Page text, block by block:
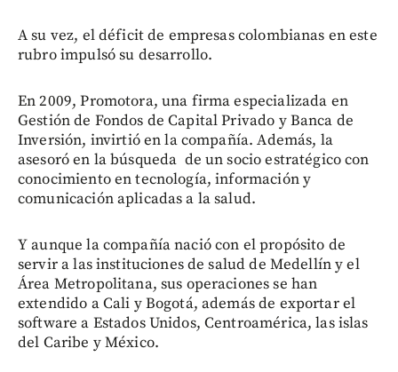
A su vez, el déficit de empresas colombianas en este
rubro impulsó su desarrollo.
En 2009, Promotora, una firma especializada en
Gestión de Fondos de Capital Privado y Banca de
Inversión, invirtió en la compañía. Además, la
asesoró en la búsqueda de un socio estratégico con
conocimiento en tecnología, información y
comunicación aplicadas a la salud.
Y aunque la compañía nació con el propósito de
servir a las instituciones de salud de Medellín y el
Área Metropolitana, sus operaciones se han
extendido a Cali y Bogotá, además de exportar el
software a Estados Unidos, Centroamérica, las islas
del Caribe y México.